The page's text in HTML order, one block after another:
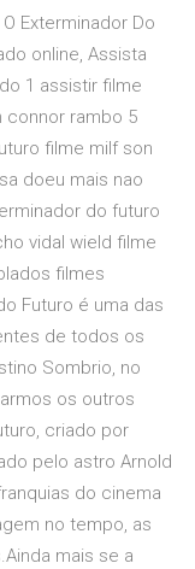
Exterminador Do
online, Assista
1 assistir filme
connor rambo 5
filme milf son
doeu mais nao
do futuro
vidal wield filme
filmes
Futuro é uma das
de todos os
Sombrio, no
os outros
criado por
pelo astro Arnold
do cinema
no tempo, as
mais se a